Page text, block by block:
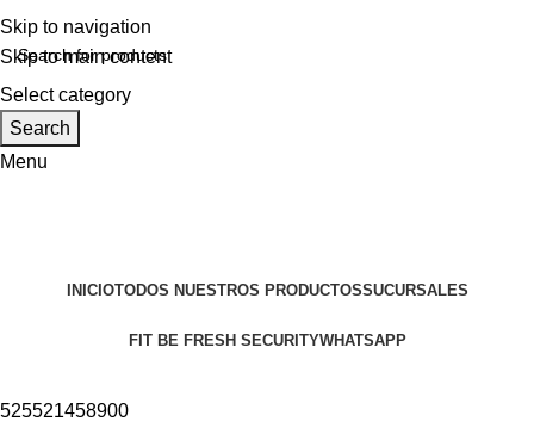
Skip to navigation
Skip to main content
Select category
Search
Menu
INICIOTODOS NUESTROS PRODUCTOSSUCURSALES
FIT BE FRESH SECURITYWHATSAPP
525521458900